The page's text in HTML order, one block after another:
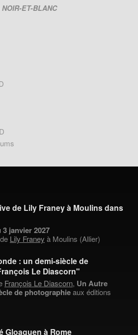
NOIR-ET-BLANC
de Lily Franey à Moulins dans
3 janvier 2027
Lily Franey à Moulins (Allier)
: un demi-siècle de
Le Diascorn"
François Le Diascorn, Un Autre
de photographieaux éditions
Gloaguen à Rome